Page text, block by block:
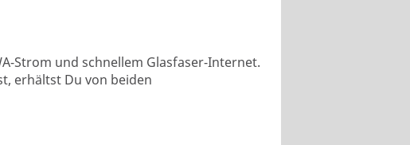
Strom und schnellem Glasfaser-Internet.
erhältst Du von beiden